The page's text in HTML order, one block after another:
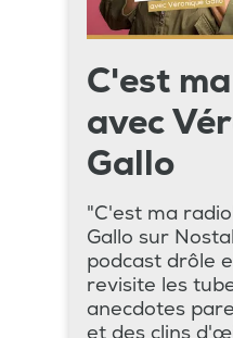
C'est
avec
Gallo
"C'est ma
Gallo sur
podcast drôle
revisite les
anecdotes